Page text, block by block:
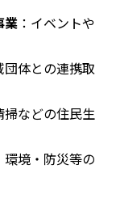
業 ：イベントや
団体との連携取
掃などの住民生
環境・防災等の